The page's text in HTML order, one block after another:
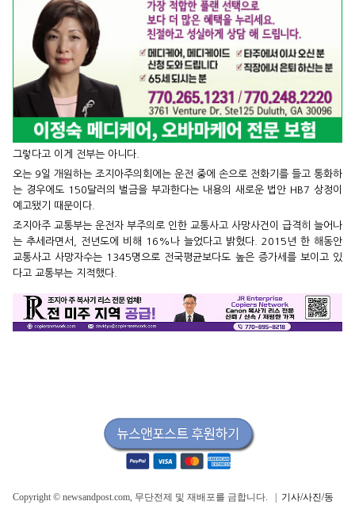
그렇다고 이게 전부는 아니다.
오는 9일 개원하는 조지아주의회에는 운전 중에 손으로 전화기를 들고 통화하
는 경우에도 150달러의 벌금을 부과한다는 내용의 새로운 법안 HB7 상정이
예고됐기 때문이다.
조지아주 교통부는 운전자 부주의로 인한 교통사고 사망사건이 급격히 늘어나
는 추세라면서, 전년도에 비해 16%나 늘었다고 밝혔다. 2015년 한 해동안
교통사고 사망자수는 1345명으로 전국평균보다도 높은 증가세를 보이고 있
다고 교통부는 지적했다.
Copyright © newsandpost.com, 무단전제 및 재배포를 금합니다. | 기사/사진/동